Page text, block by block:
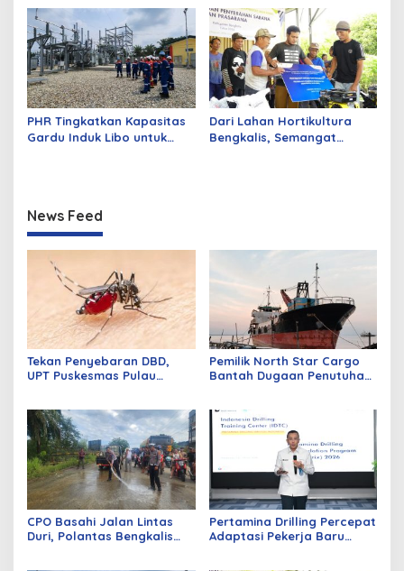
4 Truk Fuso
PHR Tingkatkan Kapasitas
Gardu Induk Libo untuk
Dari Lahan Hortikultura
Bengkalis, Semangat
News Feed
Tekan Penyebaran DBD,
UPT Puskesmas Pulau
Pemilik North Star Cargo
Bantah Dugaan Penutuhan
CPO Basahi Jalan Lintas
Duri, Polantas Bengkalis
Pertamina Drilling Percepat
Adaptasi Pekerja Baru